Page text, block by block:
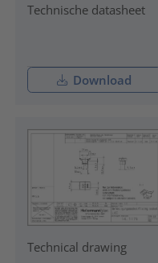
Technische datasheet
Download
Technical drawing